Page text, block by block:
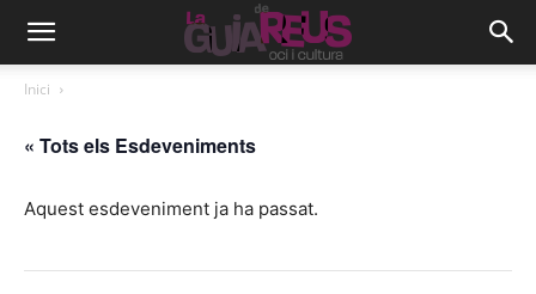
Inici
« Tots els Esdeveniments
Aquest esdeveniment ja ha passat.